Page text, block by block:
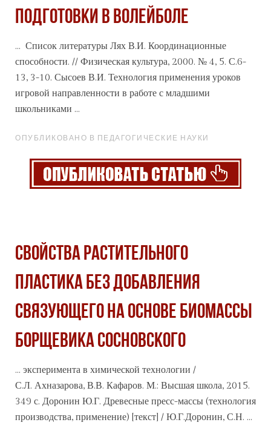
ПОДГОТОВКИ В ВОЛЕЙБОЛЕ
... Список литературы Лях В.И. Координационные
способности. // Физическая культура, 2000. № 4, 5. С.6-
13, 3-10. Сысоев В.И. Технология применения уроков
игровой направленности в работе с младшими
школьниками ...
ОПУБЛИКОВАНО В ПЕДАГОГИЧЕСКИЕ НАУКИ
Свойства растительного
пластика без добавления
связующего на основе Биомассы
борщевика Сосновского
... эксперимента в химической технологии /
С.Л. Ахназарова, В.В. Кафаров. М.: Высшая школа, 2015.
349 с. Доронин Ю.Г. Древесные пресс-массы (технология
производства, применение) [текст] / Ю.Г.Доронин, С.Н. ...